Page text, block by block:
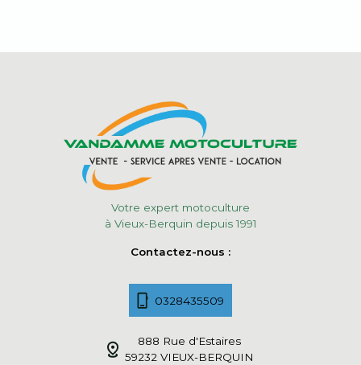
Votre expert motoculture
à Vieux-Berquin depuis 1991
Contactez-nous :
0328435509
888 Rue d'Estaires
59232 VIEUX-BERQUIN